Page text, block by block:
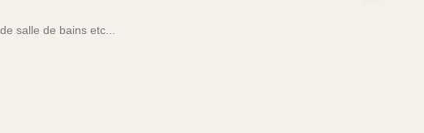
salle de bains etc...